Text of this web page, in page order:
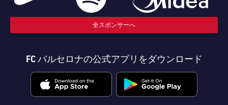
結果 全スポンサーへ
FC バルセロナの公式アプリをダウンロード